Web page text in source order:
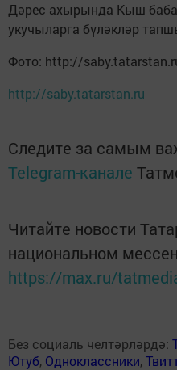
Дәрес ахырында Кыш
укучыларга бүләкләр
Фото: http://
http://saby.tatarstan.ru
Следите за самым
Telegram-канале
Читайте новости
национальном
https://max.ru/
Без социаль челтәрләрдә:
Ютуб, Одноклассники,